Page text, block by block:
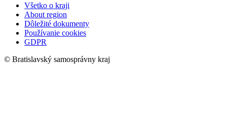
Všetko o kraji
About region
Dôležité dokumenty
Používanie cookies
GDPR
© Bratislavský samosprávny kraj